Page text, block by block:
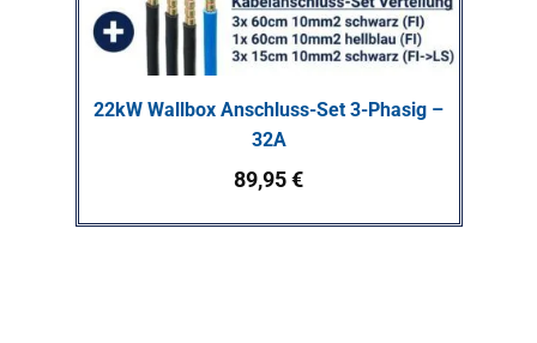
22kW Wallbox Anschluss-Set 3-Phasig –
32A
89,95€